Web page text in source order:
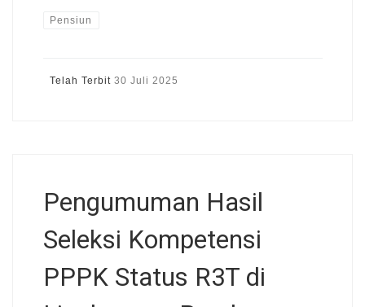
Pensiun
Telah Terbit 30 Juli 2025
Pengumuman Hasil
Seleksi Kompetensi
PPPK Status R3T di